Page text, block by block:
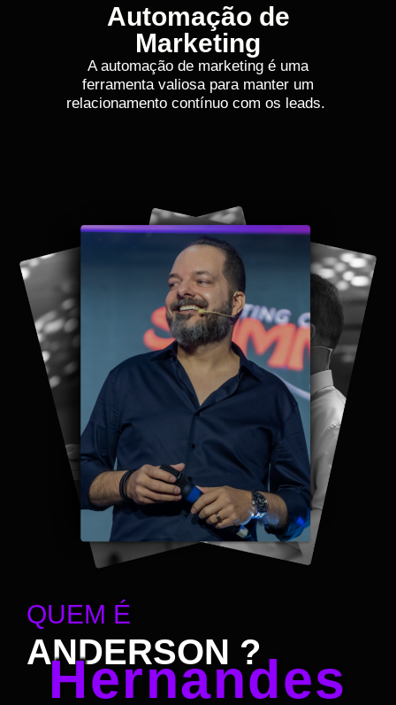
Automação de
Marketing
A automação de marketing é uma
ferramenta valiosa para manter um
relacionamento contínuo com os leads.
QUEM É
ANDERSON ?
Hernandes